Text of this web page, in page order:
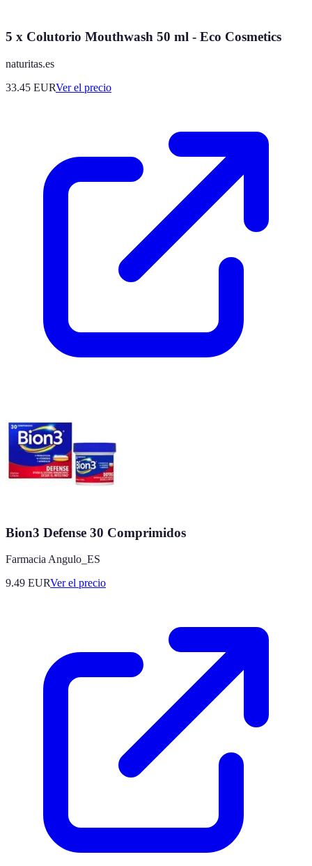
5 x Colutorio Mouthwash 50 ml - Eco Cosmetics
naturitas.es
33.45 EURVer el precio
Bion3 Defense 30 Comprimidos
Farmacia Angulo_ES
9.49 EURVer el precio